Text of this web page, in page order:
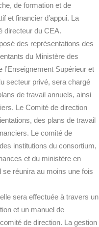
de formation et de
et financier d’appui. La
directeur du CEA.
des représentations des
du Ministère des
Supérieur et
secteur privé, sera chargé
de travail annuels, ainsi
Le Comité de direction
des plans de travail
Le comité de
institutions du consortium,
et du ministère en
se réunira au moins une fois
sera effectuée à travers un
et un manuel de
de direction. La gestion